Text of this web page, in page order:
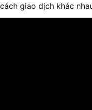
cách giao dịch khác